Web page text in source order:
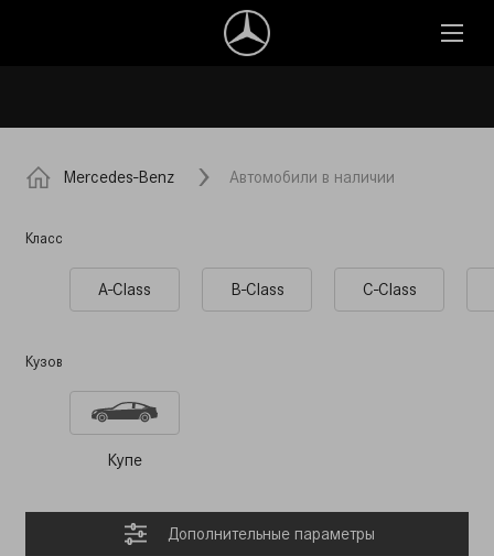
Mercedes-Benz Автомобили в наличии
Класс
A-Class B-Class C-Class
Кузов
Купе
Дополнительные параметры